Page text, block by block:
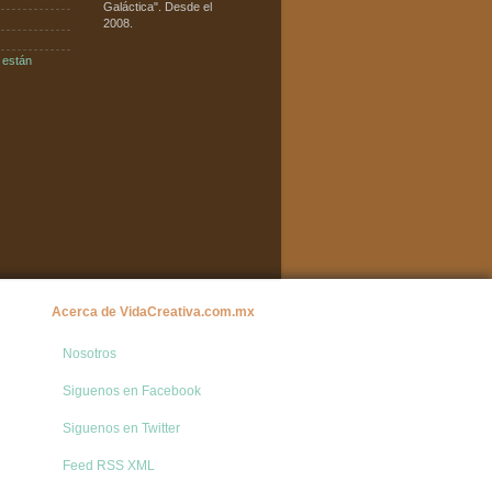
Zona de rosas (figueras-
Barcelona) , año 1971, base militar
NewsInsideOut Versión en ingles
Denuncia CENSURA
pre-Sputnik es vetado Y Michio
Galáctica". Desde el
2008.
Acerca de VidaCreativa.com.mx
Nosotros
Siguenos en Facebook
Siguenos en Twitter
Feed RSS XML